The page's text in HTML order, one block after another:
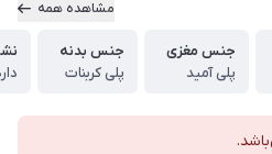
مشاهده همه
جنس مغزی
پلی آمید
جنس بدنه
پلی کربنات